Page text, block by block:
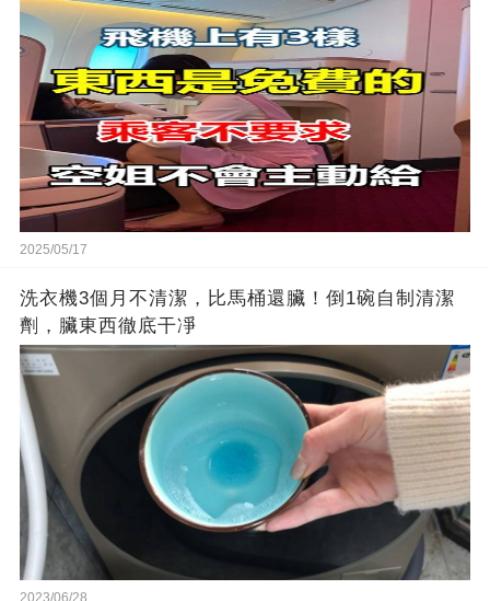
2025/05/17
洗衣機3個月不清潔，比馬桶還臟！倒1碗自制清潔
劑，臟東西徹底干凈
2023/06/28